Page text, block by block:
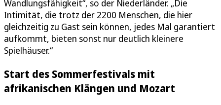
Wandlungsfähigkeit“, so der Niederländer. „Die
Intimität, die trotz der 2200 Menschen, die hier
gleichzeitig zu Gast sein können, jedes Mal garantiert
aufkommt, bieten sonst nur deutlich kleinere
Spielhäuser.“
Start des Sommerfestivals mit
afrikanischen Klängen und Mozart